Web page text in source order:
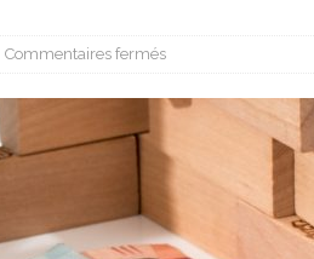
Commentaires fermés